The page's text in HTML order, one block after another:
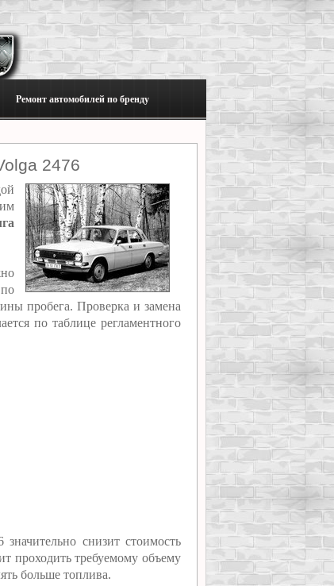
Ремонт автомобилей по бренду
2476
пробега. Проверка и замена
по таблице регламентного
снизит стоимость
проходить требуемому объему
больше топлива.